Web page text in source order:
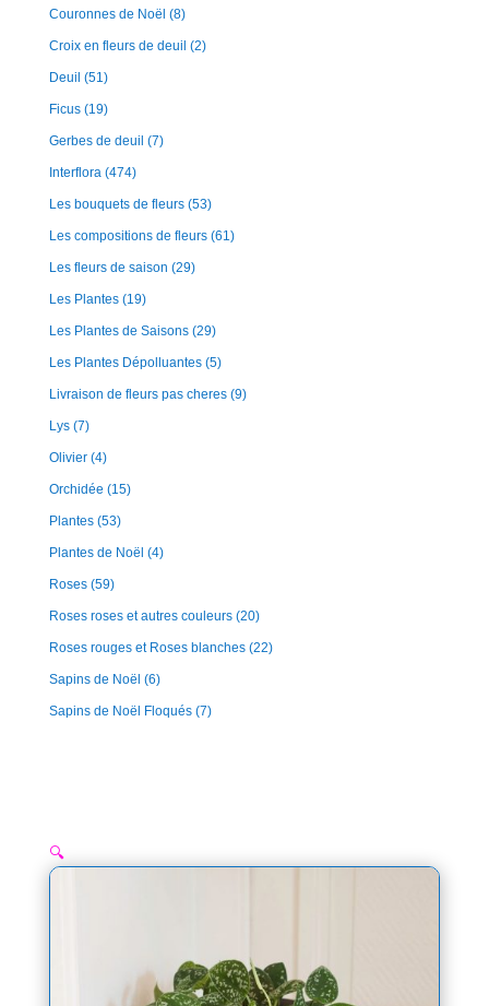
Couronnes de Noël (8)
Croix en fleurs de deuil (2)
Deuil (51)
Ficus (19)
Gerbes de deuil (7)
Interflora (474)
Les bouquets de fleurs (53)
Les compositions de fleurs (61)
Les fleurs de saison (29)
Les Plantes (19)
Les Plantes de Saisons (29)
Les Plantes Dépolluantes (5)
Livraison de fleurs pas cheres (9)
Lys (7)
Olivier (4)
Orchidée (15)
Plantes (53)
Plantes de Noël (4)
Roses (59)
Roses roses et autres couleurs (20)
Roses rouges et Roses blanches (22)
Sapins de Noël (6)
Sapins de Noël Floqués (7)
🔍